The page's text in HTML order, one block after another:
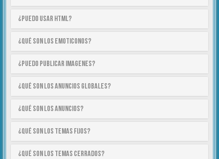
¿Puedo usar HTML?
¿Qué son los emoticonos?
¿Puedo publicar imagenes?
¿Qué son los anuncios globales?
¿Qué son los anuncios?
¿Qué son los temas fijos?
¿Qué son los temas cerrados?